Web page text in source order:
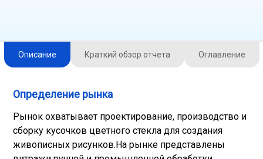
Описание Краткий обзор отчета Оглавление
Определение рынка
Рынок охватывает проектирование, производство и
сборку кусочков цветного стекла для создания
живописных рисунков.На рынке представлены